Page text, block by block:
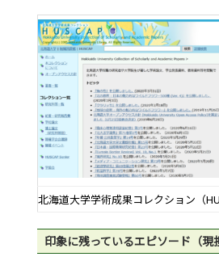
北海道大学学術成果コレクション（
印象に残っているエピソード（現